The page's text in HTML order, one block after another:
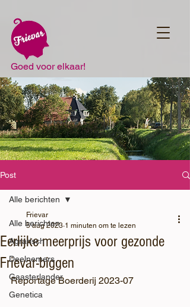
Goed voor elkaar!
Post
Alle berichten
Agrarisch
Deelnemers
Gaasterlander
Genetica
Alle berichten
Eerlijke meerprijs voor gezonde
Frievar-biggen
Frievar
5 aug 2023 1 minuten om te lezen
Reportage Boerderij 2023-07